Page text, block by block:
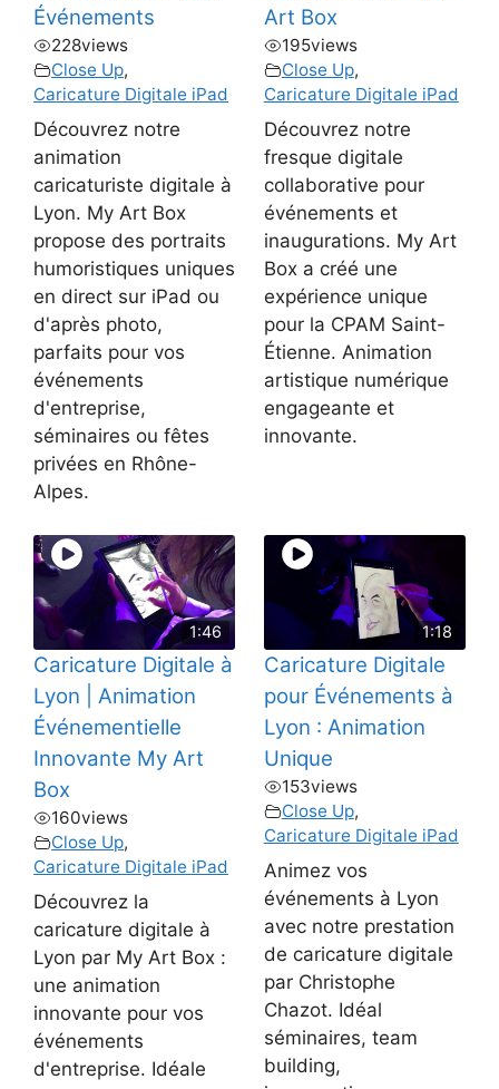
Événements
228views
Close Up,
Caricature Digitale iPad
Découvrez notre
animation
caricaturiste digitale à
Lyon. My Art Box
propose des portraits
humoristiques uniques
en direct sur iPad ou
d'après photo,
parfaits pour vos
événements
d'entreprise,
séminaires ou fêtes
privées en Rhône-
Alpes.
Art Box
195views
Close Up,
Caricature Digitale iPad
Découvrez notre
fresque digitale
collaborative pour
événements et
inaugurations. My Art
Box a créé une
expérience unique
pour la CPAM Saint-
Étienne. Animation
artistique numérique
engageante et
innovante.
1:46
Caricature Digitale à
Lyon | Animation
Événementielle
Innovante My Art
Box
160views
Close Up,
Caricature Digitale iPad
Découvrez la
caricature digitale à
Lyon par My Art Box :
une animation
innovante pour vos
événements
d'entreprise. Idéale
1:18
Caricature Digitale
pour Événements à
Lyon : Animation
Unique
153views
Close Up,
Caricature Digitale iPad
Animez vos
événements à Lyon
avec notre prestation
de caricature digitale
par Christophe
Chazot. Idéal
séminaires, team
building,